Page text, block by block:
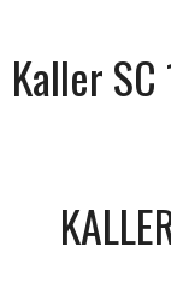
Kaller